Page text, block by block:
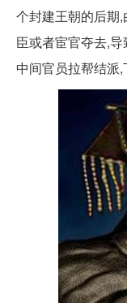
个封建王朝的后期
臣或者宦官夺去,
中间官员拉帮结派